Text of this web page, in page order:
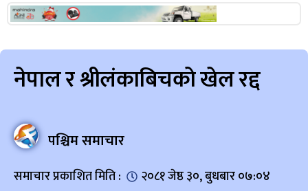
नेपाल र श्रीलंकाबिचको खेल रद्द
पश्चिम समाचार
समाचार प्रकाशित मिति : २०८१ जेष्ठ ३०, बुधबार ०७:०४